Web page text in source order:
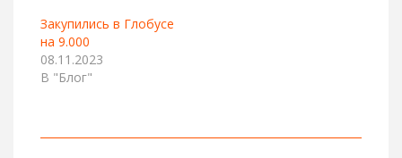
Закупились в Глобусе
на 9.000
08.11.2023
В "Блог"